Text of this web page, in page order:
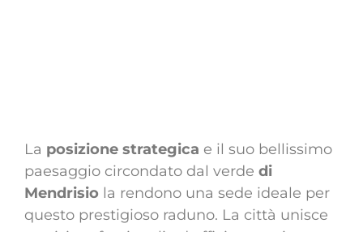
La posizione strategica e il suo bellissimo
paesaggio circondato dal verde di
Mendrisio la rendono una sede ideale per
questo prestigioso raduno. La città unisce